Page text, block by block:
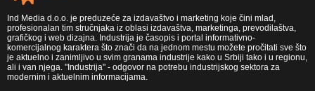
Ind Media d.o.o. je preduzeće za izdavaštvo i marketing koje čini mlad,
profesionalan tim stručnjaka iz oblasi izdavaštva, marketinga, prevodilaštva,
grafičkog i web dizajna. Industrija je časopis i portal informativno-
komercijalnog karaktera što znači da na jednom mestu možete pročitati sve što
je aktuelno i zanimljivo u svim granama industrije kako u Srbiji tako i u regionu,
ali i van njega. "Industrija" - odgovor na potrebu industrijskog sektora za
modernim i aktuelnim informacijama.